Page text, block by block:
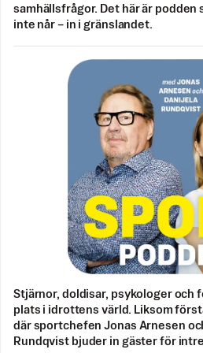
samhällsfrågor. Det här är podden
inte når – in i gränslandet.
Stjärnor, doldisar, psykologer och
plats i idrottens värld. Liksom
där sportchefen Jonas Arnesen
Rundqvist bjuder in gäster för